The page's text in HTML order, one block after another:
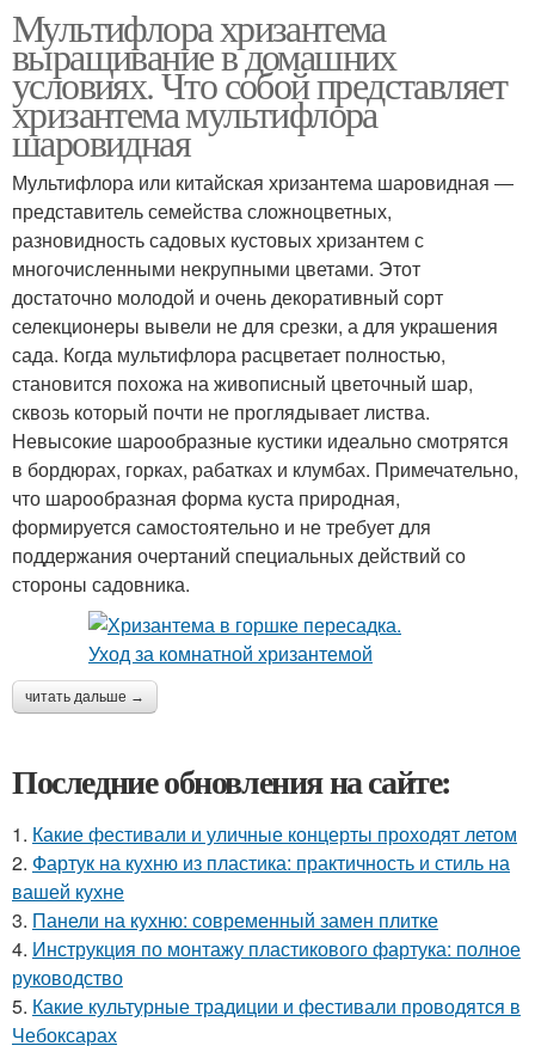
Мультифлора хризантема
выращивание в домашних
условиях. Что собой представляет
хризантема мультифлора
шаровидная
Мультифлора или китайская хризантема шаровидная ―
представитель семейства сложноцветных,
разновидность садовых кустовых хризантем с
многочисленными некрупными цветами. Этот
достаточно молодой и очень декоративный сорт
селекционеры вывели не для срезки, а для украшения
сада. Когда мультифлора расцветает полностью,
становится похожа на живописный цветочный шар,
сквозь который почти не проглядывает листва.
Невысокие шарообразные кустики идеально смотрятся
в бордюрах, горках, рабатках и клумбах. Примечательно,
что шарообразная форма куста природная,
формируется самостоятельно и не требует для
поддержания очертаний специальных действий со
стороны садовника.
читать дальше →
Последние обновления на сайте:
1. Какие фестивали и уличные концерты проходят летом
2. Фартук на кухню из пластика: практичность и стиль на
вашей кухне
3. Панели на кухню: современный замен плитке
4. Инструкция по монтажу пластикового фартука: полное
руководство
5. Какие культурные традиции и фестивали проводятся в
Чебоксарах